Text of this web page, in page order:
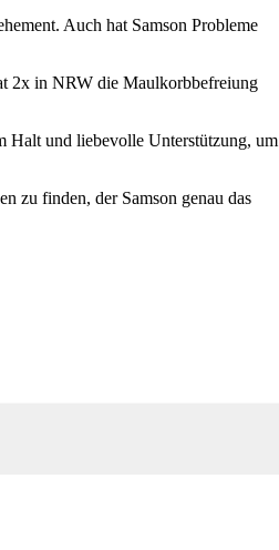
Auch hat Samson Probleme
2x in NRW die Maulkorbbefreiung
Halt und liebevolle Unterstützung, um
zu finden, der Samson genau das